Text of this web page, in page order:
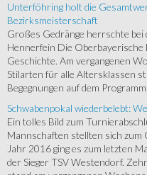
Unterföhring holt die
Bezirksmeisterschaft
Großes Gedränge herrschte
Hennerfein Die
Geschichte. Am vergangenen
Stilarten für alle Altersklassen
Begegnungen auf dem
Schwabenpokal wiederbelebt:
Ein tolles Bild zum
Mannschaften stellten sich
Jahr 2016 ging es zum letzten
der Sieger TSV Westendorf.